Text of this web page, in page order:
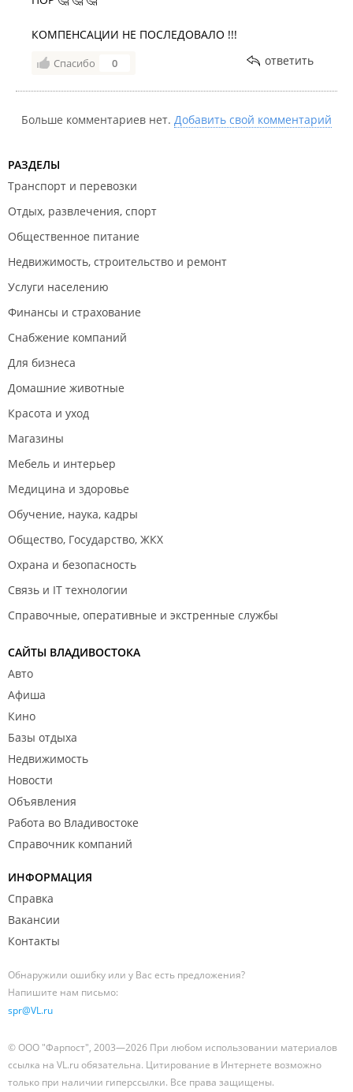
КОМПЕНСАЦИИ НЕ ПОСЛЕДОВАЛО !!!
Спасибо 0 ответить
Больше комментариев нет. Добавить свой комментарий
РАЗДЕЛЫ
Транспорт и перевозки
Отдых, развлечения, спорт
Общественное питание
Недвижимость, строительство и ремонт
Услуги населению
Финансы и страхование
Снабжение компаний
Для бизнеса
Домашние животные
Красота и уход
Магазины
Мебель и интерьер
Медицина и здоровье
Обучение, наука, кадры
Общество, Государство, ЖКХ
Охрана и безопасность
Связь и IT технологии
Справочные, оперативные и экстренные службы
САЙТЫ ВЛАДИВОСТОКА
Авто
Афиша
Кино
Базы отдыха
Недвижимость
Новости
Объявления
Работа во Владивостоке
Справочник компаний
ИНФОРМАЦИЯ
Справка
Вакансии
Контакты
Обнаружили ошибку или у Вас есть предложения?
Напишите нам письмо:
spr@VL.ru
© ООО "Фарпост", 2003—2026 При любом использовании материалов
ссылка на VL.ru обязательна. Цитирование в Интернете возможно
только при наличии гиперссылки. Все права защищены.